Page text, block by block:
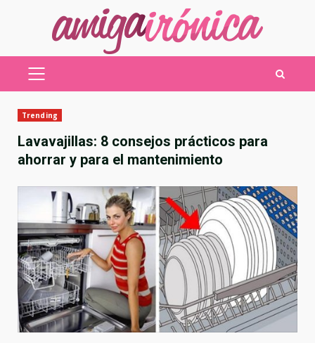
MENÚ
Trending
Lavavajillas: 8 consejos prácticos para
ahorrar y para el mantenimiento